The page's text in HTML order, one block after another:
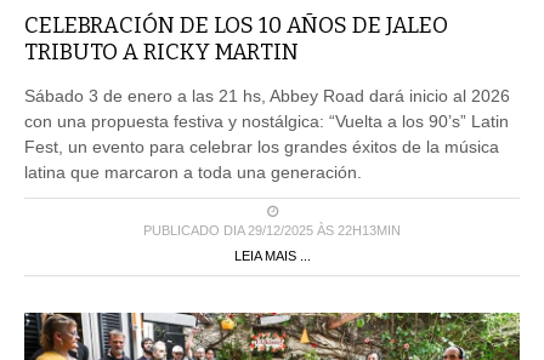
CELEBRACIÓN DE LOS 10 AÑOS DE JALEO
TRIBUTO A RICKY MARTIN
Sábado 3 de enero a las 21 hs, Abbey Road dará inicio al 2026
con una propuesta festiva y nostálgica: “Vuelta a los 90’s” Latin
Fest, un evento para celebrar los grandes éxitos de la música
latina que marcaron a toda una generación.
PUBLICADO DIA 29/12/2025 ÀS 22H13MIN
LEIA MAIS ...